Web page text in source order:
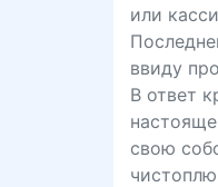
или
ввиду
В ответ
свою